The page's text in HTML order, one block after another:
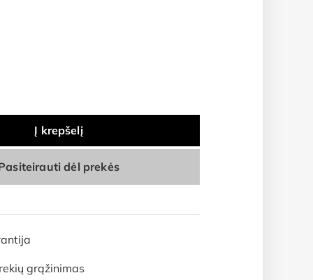
Į krepšelį
dėl prekės
grąžinimas